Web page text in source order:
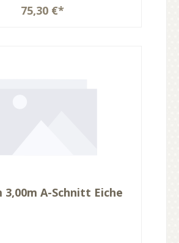
75,30 €*
3,00m A-Schnitt Eiche